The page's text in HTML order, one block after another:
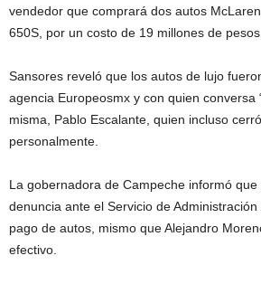
vendedor que comprará dos autos
650S, por un costo de 19 millones de pesos.
Sansores reveló que los autos de lujo
agencia Europeosmx y con quien conversa
misma, Pablo Escalante, quien incluso
personalmente.
La gobernadora de Campeche informó
denuncia ante el Servicio de
pago de autos, mismo que Alejandro
efectivo.